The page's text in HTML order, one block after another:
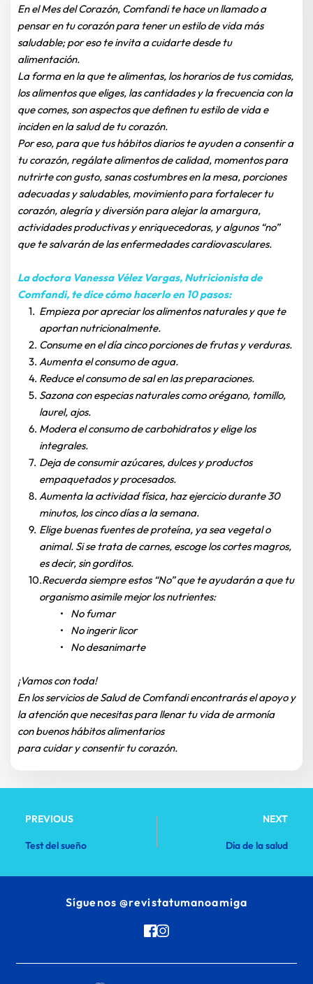
En el Mes del Corazón, Comfandi te hace un llamado a
pensar en tu corazón para tener un estilo de vida más
saludable; por eso te invita a cuidarte desde tu
alimentación.
La forma en la que te alimentas, los horarios de tus comidas,
los alimentos que eliges, las cantidades y la frecuencia con la
que comes, son aspectos que definen tu estilo de vida e
inciden en la salud de tu corazón.
Por eso, para que tus hábitos diarios te ayuden a consentir a
tu corazón, regálate alimentos de calidad, momentos para
nutrirte con gusto, sanas costumbres en la mesa, porciones
adecuadas y saludables, movimiento para fortalecer tu
corazón, alegría y diversión para alejar la amargura,
actividades productivas y enriquecedoras, y algunos “no”
que te salvarán de las enfermedades cardiovasculares.
La doctora Vanessa Vélez Vargas, Nutricionista de
Comfandi, te dice cómo hacerlo en 10 pasos:
Empieza por apreciar los alimentos naturales y que te
aportan nutricionalmente.
Consume en el día cinco porciones de frutas y verduras.
Aumenta el consumo de agua.
Reduce el consumo de sal en las preparaciones.
Sazona con especias naturales como orégano, tomillo,
laurel, ajos.
Modera el consumo de carbohidratos y elige los
integrales.
Deja de consumir azúcares, dulces y productos
empaquetados y procesados.
Aumenta la actividad física, haz ejercicio durante 30
minutos, los cinco días a la semana.
Elige buenas fuentes de proteína, ya sea vegetal o
animal. Si se trata de carnes, escoge los cortes magros,
es decir, sin gorditos.
Recuerda siempre estos “No” que te ayudarán a que tu
organismo asimile mejor los nutrientes:
No fumar
No ingerir licor
No desanimarte
¡Vamos con toda!
En los servicios de Salud de Comfandi encontrarás el apoyo y
la atención que necesitas para llenar tu vida de armonía
con buenos hábitos alimentarios
para cuidar y consentir tu corazón.
PREVIOUS NEXT
Test del sueño Día de la salud
Síguenos @revistatumanoamiga